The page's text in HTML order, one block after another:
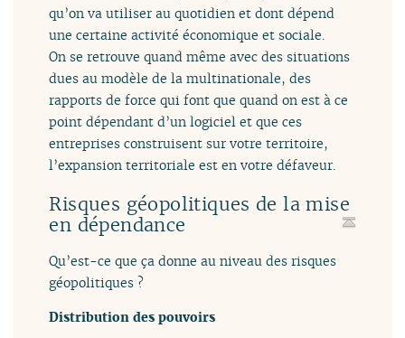
qu’on va utiliser au quotidien et dont dépend
une certaine activité économique et sociale.
On se retrouve quand même avec des situations
dues au modèle de la multinationale, des
rapports de force qui font que quand on est à ce
point dépendant d’un logiciel et que ces
entreprises construisent sur votre territoire,
l’expansion territoriale est en votre défaveur.
Risques géopolitiques de la mise
en dépendance
Qu’est-ce que ça donne au niveau des risques
géopolitiques ?
Distribution des pouvoirs